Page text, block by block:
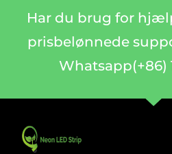
Har du brug for
prisbelønnede
Whatsapp(+86)